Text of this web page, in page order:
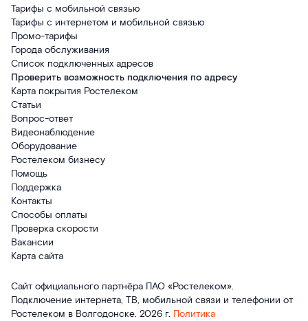
Тарифы с мобильной связью
Тарифы с интернетом и мобильной связью
Промо-тарифы
Города обслуживания
Список подключенных адресов
Проверить возможность подключения по адресу
Карта покрытия Ростелеком
Статьи
Вопрос-ответ
Видеонаблюдение
Оборудование
Ростелеком бизнесу
Помощь
Поддержка
Контакты
Способы оплаты
Проверка скорости
Вакансии
Карта сайта
Сайт официального партнёра ПАО «Ростелеком».
Подключение интернета, ТВ, мобильной связи и телефонии от
Ростелеком в Волгодонске. 2026 г. Политика